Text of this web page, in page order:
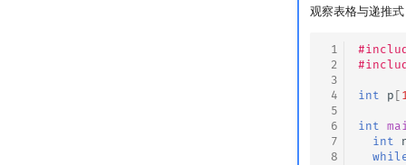
观察表格与递推
1
2
3
4
5
6
7
8
int p [
int
int